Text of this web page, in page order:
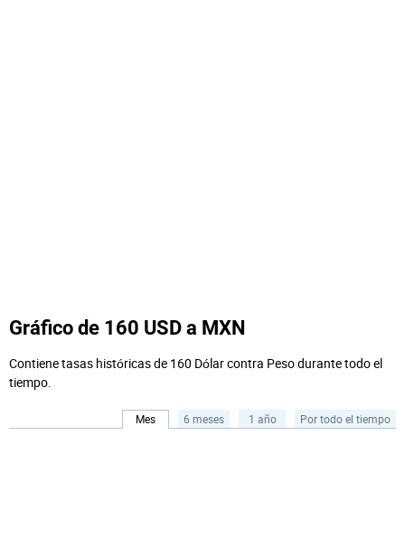
Gráfico de 160 USD a MXN
Contiene tasas históricas de 160 Dólar contra Peso durante todo el
tiempo.
Mes 6 meses 1 año Por todo el tiempo